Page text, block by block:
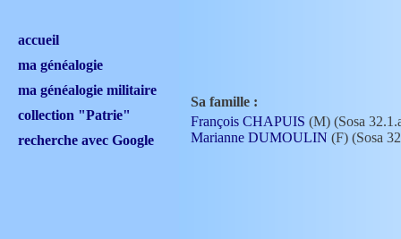
accueil
ma généalogie
ma généalogie militaire
collection "Patrie"
recherche avec Google
Sa famille :
François CHAPUIS (M) (Sosa
Marianne DUMOULIN (F) (Sosa